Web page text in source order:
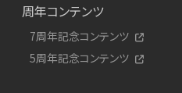
周年コンテンツ
7周年記念コンテンツ
5周年記念コンテンツ